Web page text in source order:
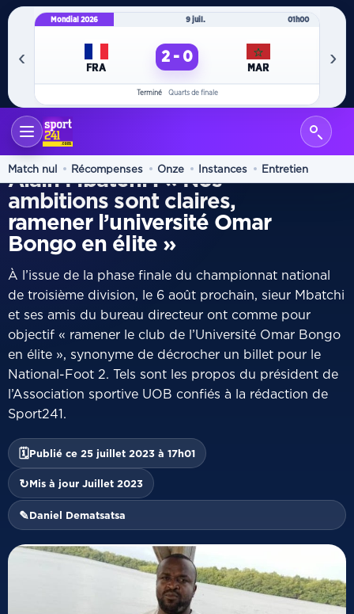
‹
Mondial 2026 9 juil. 01h00
FRA
2 - 0
MAR
Terminé Quarts de finale
›
Match nul Récompenses Onze Instances Entretien
ACCUEIL
ENTRETIEN
Alain Mbatchi : « Nos
ambitions sont claires,
ramener l’université Omar
Bongo en élite »
À l’issue de la phase finale du championnat national
de troisième division, le 6 août prochain, sieur Mbatchi
et ses amis du bureau directeur ont comme pour
objectif « ramener le club de l’Université Omar Bongo
en élite », synonyme de décrocher un billet pour le
National-Foot 2. Tels sont les propos du président de
l’Association sportive UOB confiés à la rédaction de
Sport241.
🗓Publié ce 25 juillet 2023 à 17h01
↻Mis à jour Juillet 2023
✎Daniel Dematsatsa